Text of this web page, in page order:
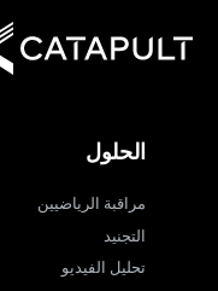
الحلول
مراقبة الرياضيين
التجنيد
تحليل الفيديو